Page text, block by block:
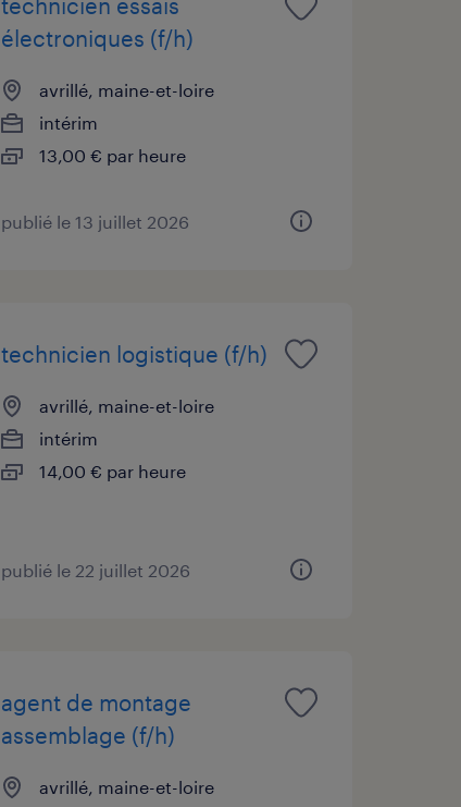
technicien essais
électroniques (f/h)
avrillé, maine-et-loire
intérim
13,00 € par heure
publié le 13 juillet 2026
technicien logistique (f/h)
avrillé, maine-et-loire
intérim
14,00 € par heure
publié le 22 juillet 2026
agent de montage
assemblage (f/h)
avrillé, maine-et-loire